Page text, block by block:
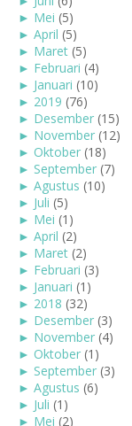
► Mei (5)
► April (5)
► Maret (5)
► Februari (4)
► Januari (10)
► 2019 (76)
► Desember (15)
► November (12)
► Oktober (18)
► September (7)
► Agustus (10)
► Juli (5)
► Mei (1)
► April (2)
► Maret (2)
► Februari (3)
► Januari (1)
► 2018 (32)
► Desember (3)
► November (4)
► Oktober (1)
► September (3)
► Agustus (6)
► Juli (1)
► Mei (2)